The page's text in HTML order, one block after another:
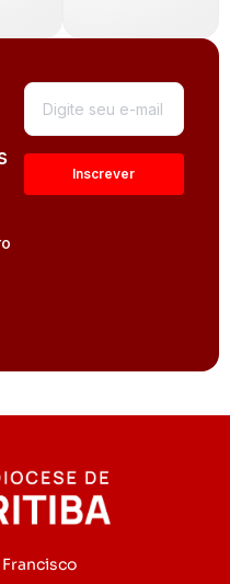
Francisco